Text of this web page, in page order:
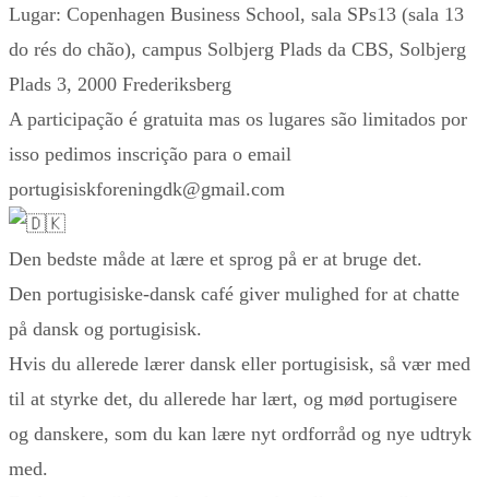
Lugar: Copenhagen Business School, sala SPs13 (sala 13
do rés do chão), campus Solbjerg Plads da CBS, Solbjerg
Plads 3, 2000 Frederiksberg
A participação é gratuita mas os lugares são limitados por
isso pedimos inscrição para o email
portugisiskforeningdk@gmail.com
Den bedste måde at lære et sprog på er at bruge det.
Den portugisiske-dansk café giver mulighed for at chatte
på dansk og portugisisk.
Hvis du allerede lærer dansk eller portugisisk, så vær med
til at styrke det, du allerede har lært, og mød portugisere
og danskere, som du kan lære nyt ordforråd og nye udtryk
med.